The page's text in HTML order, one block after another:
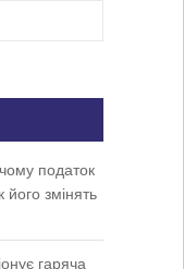
податок
змінять
гаряча